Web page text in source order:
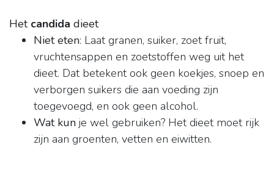
Het candida dieet
Niet eten: Laat granen, suiker, zoet fruit,
vruchtensappen en zoetstoffen weg uit het
dieet. Dat betekent ook geen koekjes, snoep en
verborgen suikers die aan voeding zijn
toegevoegd, en ook geen alcohol.
Wat kun je wel gebruiken? Het dieet moet rijk
zijn aan groenten, vetten en eiwitten.